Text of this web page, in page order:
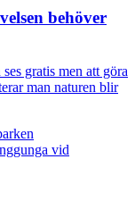
behöver
gratis men att göra
man naturen blir